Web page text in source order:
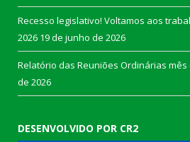
Recesso legislativo! Voltamos aos
2026 19 de junho de 2026
Relatório das Reuniões Ordinárias mês
de 2026
DESENVOLVIDO POR CR2